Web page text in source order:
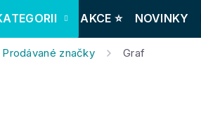
AKCE ⭐️ NOVINKY
Prodávané značky Graf